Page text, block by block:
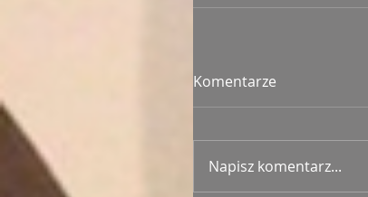
Komentarze
Napisz komentarz...